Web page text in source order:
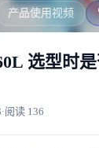
产品使用视频
选型时
·阅读 136